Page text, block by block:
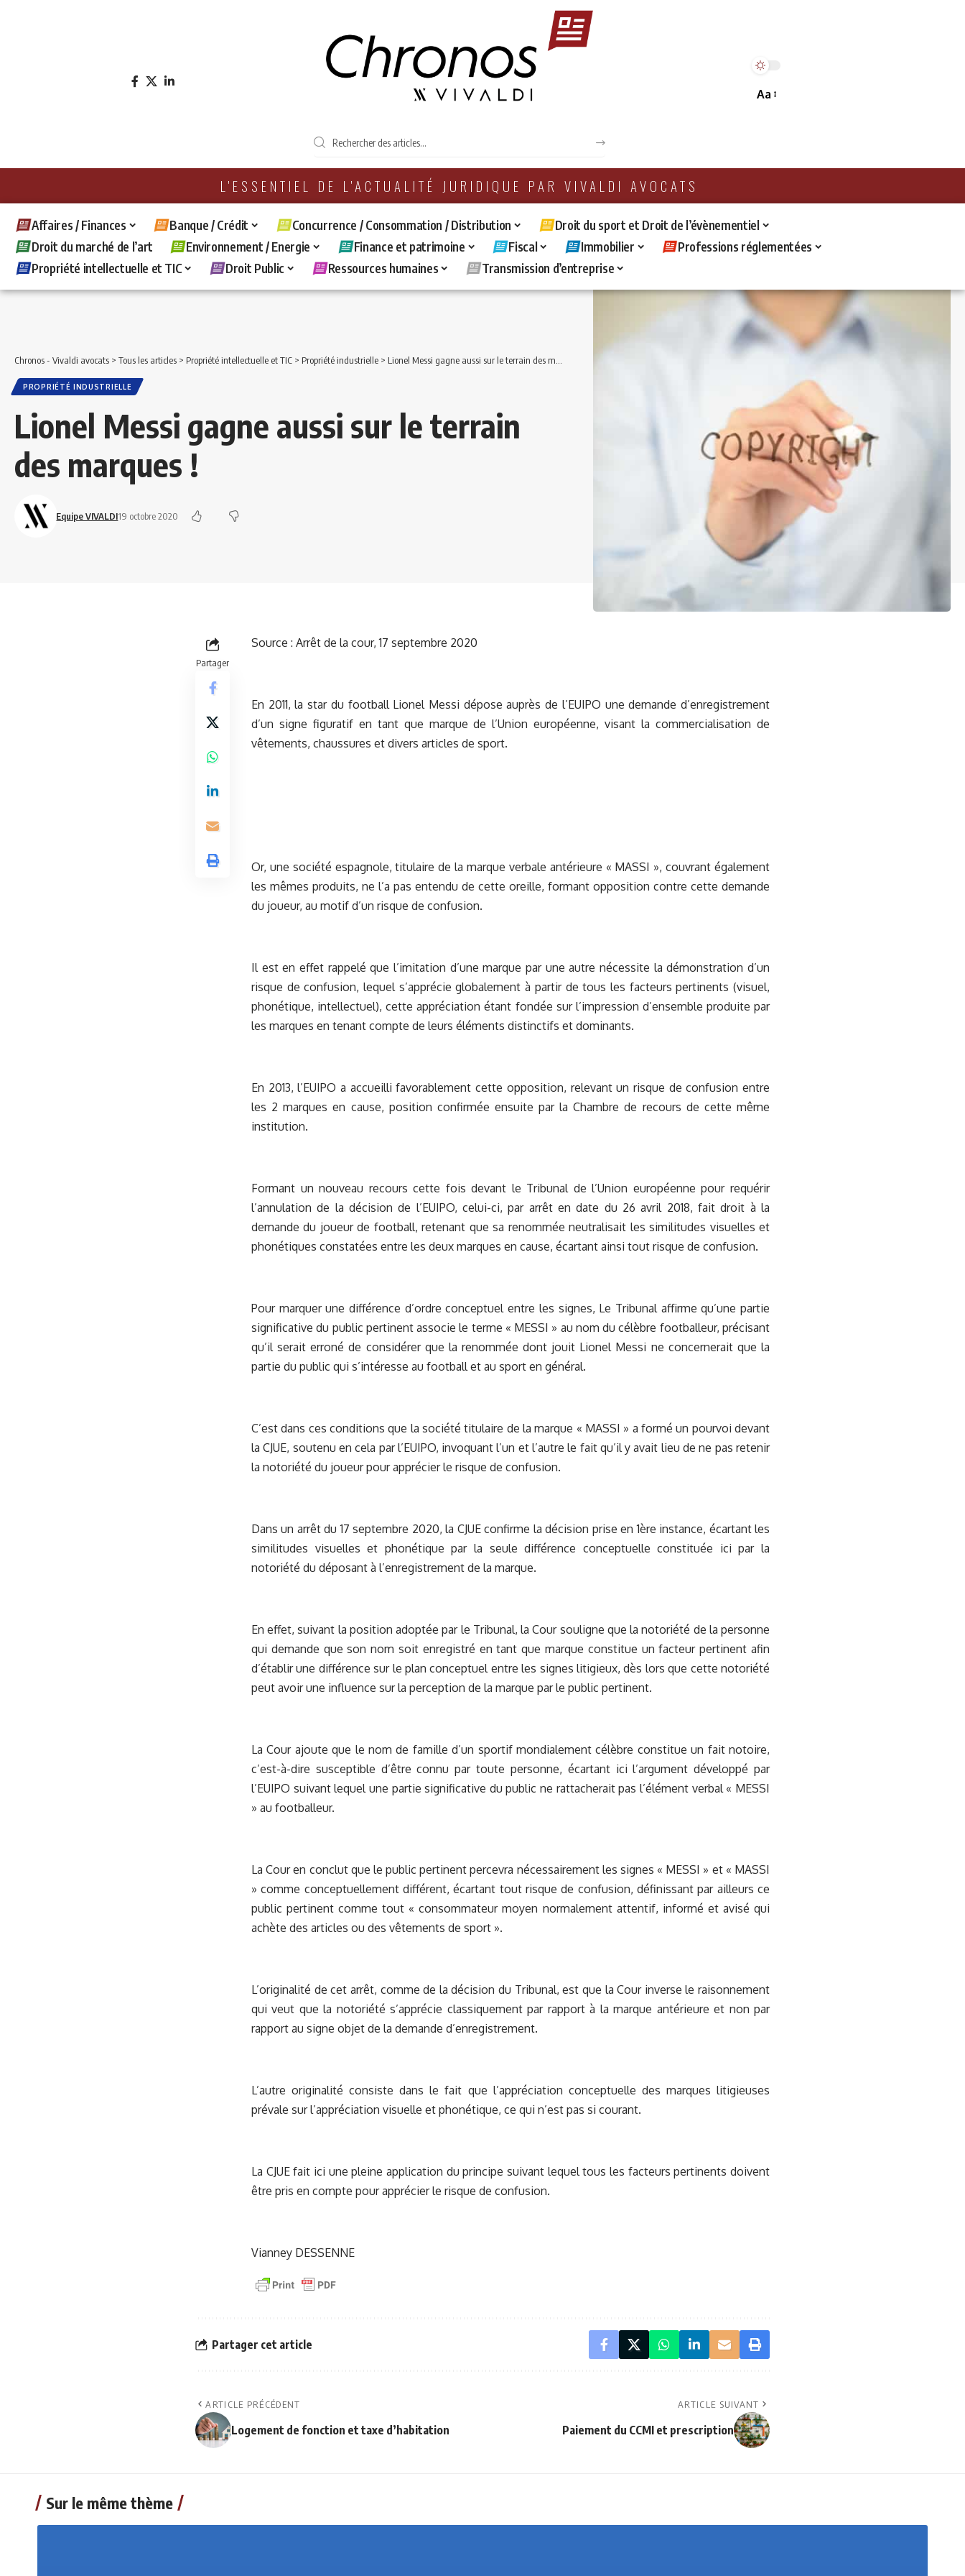
Aa
L'ESSENTIEL DE L'ACTUALITÉ JURIDIQUE PAR VIVALDI AVOCATS
Affaires / Finances Banque / Crédit Concurrence / Consommation / Distribution
Droit du sport et Droit de l’évènementiel
Droit du marché de l’art
Environnement / Energie Finance et patrimoine Fiscal Immobilier
Professions réglementées
Propriété intellectuelle et TIC
Droit Public Ressources humaines Transmission d’entreprise
Chronos - Vivaldi avocats > Tous les articles > Propriété intellectuelle et TIC > Propriété industrielle > Lionel Messi gagne aussi sur le terrain des marques !
PROPRIÉTÉ INDUSTRIELLE
Lionel Messi gagne aussi sur le terrain
des marques !
Equipe VIVALDI19 octobre 2020
Partager
Source : Arrêt de la cour, 17 septembre 2020
En 2011, la star du football Lionel Messi dépose auprès de l’EUIPO une demande d’enregistrement
d’un signe figuratif en tant que marque de l’Union européenne, visant la commercialisation de
vêtements, chaussures et divers articles de sport.
Or, une société espagnole, titulaire de la marque verbale antérieure « MASSI », couvrant également
les mêmes produits, ne l’a pas entendu de cette oreille, formant opposition contre cette demande
du joueur, au motif d’un risque de confusion.
Il est en effet rappelé que l’imitation d’une marque par une autre nécessite la démonstration d’un
risque de confusion, lequel s’apprécie globalement à partir de tous les facteurs pertinents (visuel,
phonétique, intellectuel), cette appréciation étant fondée sur l’impression d’ensemble produite par
les marques en tenant compte de leurs éléments distinctifs et dominants.
En 2013, l’EUIPO a accueilli favorablement cette opposition, relevant un risque de confusion entre
les 2 marques en cause, position confirmée ensuite par la Chambre de recours de cette même
institution.
Formant un nouveau recours cette fois devant le Tribunal de l’Union européenne pour requérir
l’annulation de la décision de l’EUIPO, celui-ci, par arrêt en date du 26 avril 2018, fait droit à la
demande du joueur de football, retenant que sa renommée neutralisait les similitudes visuelles et
phonétiques constatées entre les deux marques en cause, écartant ainsi tout risque de confusion.
Pour marquer une différence d’ordre conceptuel entre les signes, Le Tribunal affirme qu’une partie
significative du public pertinent associe le terme « MESSI » au nom du célèbre footballeur, précisant
qu’il serait erroné de considérer que la renommée dont jouit Lionel Messi ne concernerait que la
partie du public qui s’intéresse au football et au sport en général.
C’est dans ces conditions que la société titulaire de la marque « MASSI » a formé un pourvoi devant
la CJUE, soutenu en cela par l’EUIPO, invoquant l’un et l’autre le fait qu’il y avait lieu de ne pas retenir
la notoriété du joueur pour apprécier le risque de confusion.
Dans un arrêt du 17 septembre 2020, la CJUE confirme la décision prise en 1ère instance, écartant les
similitudes visuelles et phonétique par la seule différence conceptuelle constituée ici par la
notoriété du déposant à l’enregistrement de la marque.
En effet, suivant la position adoptée par le Tribunal, la Cour souligne que la notoriété de la personne
qui demande que son nom soit enregistré en tant que marque constitue un facteur pertinent afin
d’établir une différence sur le plan conceptuel entre les signes litigieux, dès lors que cette notoriété
peut avoir une influence sur la perception de la marque par le public pertinent.
La Cour ajoute que le nom de famille d’un sportif mondialement célèbre constitue un fait notoire,
c’est-à-dire susceptible d’être connu par toute personne, écartant ici l’argument développé par
l’EUIPO suivant lequel une partie significative du public ne rattacherait pas l’élément verbal « MESSI
» au footballeur.
La Cour en conclut que le public pertinent percevra nécessairement les signes « MESSI » et « MASSI
» comme conceptuellement différent, écartant tout risque de confusion, définissant par ailleurs ce
public pertinent comme tout « consommateur moyen normalement attentif, informé et avisé qui
achète des articles ou des vêtements de sport ».
L’originalité de cet arrêt, comme de la décision du Tribunal, est que la Cour inverse le raisonnement
qui veut que la notoriété s’apprécie classiquement par rapport à la marque antérieure et non par
rapport au signe objet de la demande d’enregistrement.
L’autre originalité consiste dans le fait que l’appréciation conceptuelle des marques litigieuses
prévale sur l’appréciation visuelle et phonétique, ce qui n’est pas si courant.
La CJUE fait ici une pleine application du principe suivant lequel tous les facteurs pertinents doivent
être pris en compte pour apprécier le risque de confusion.
Vianney DESSENNE
Partager cet article
ARTICLE PRÉCÉDENT
Logement de fonction et taxe d’habitation
ARTICLE SUIVANT
Paiement du CCMI et prescription
Sur le même thème